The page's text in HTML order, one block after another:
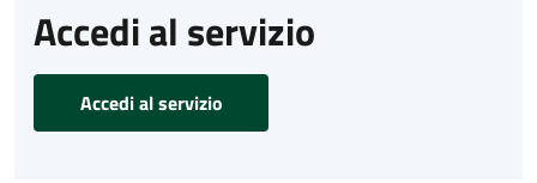
Accedi al servizio
Accedi al servizio